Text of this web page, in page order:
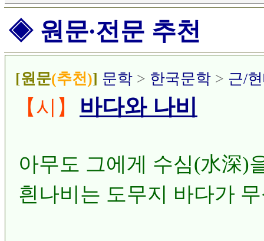
◈ 원문∙전문 추천
[원문(추천)] 문학 > 한국문학 > 근/
【시】 바다와 나비
아무도 그에게 수심(水深)
흰나비는 도무지 바다가